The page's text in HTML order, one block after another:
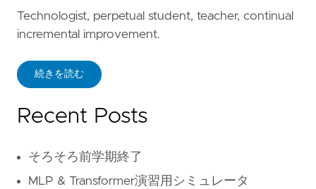
Technologist, perpetual student, teacher, continual
incremental improvement.
続きを読む
Recent Posts
そろそろ前学期終了
MLP & Transformer演習用シミュレータ